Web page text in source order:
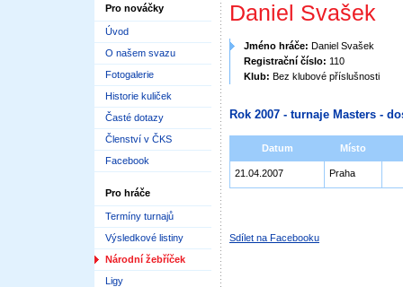
Pro nováčky
Úvod
O našem svazu
Fotogalerie
Historie kuliček
Časté dotazy
Členství v ČKS
Facebook
Pro hráče
Termíny turnajů
Výsledkové listiny
Národní žebříček
Ligy
Daniel Svašek
Jméno hráče: Daniel Svašek
Registrační číslo: 110
Klub: Bez klubové příslušnosti
Rok 2007 - turnaje Masters -
Datum Místo
21.04.2007 Praha
Sdílet na Facebooku